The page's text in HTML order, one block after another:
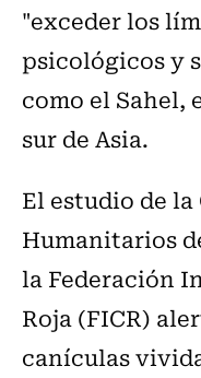
"exceder los
psicológicos y
como el Sahel,
sur de Asia.
El estudio de
Humanitarios
la Federación
Roja (FICR)
canículas